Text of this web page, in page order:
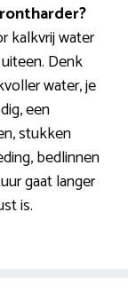
kalkvrij water
Denk
water, je
een
stukken
bedlinnen
gaat langer
is.